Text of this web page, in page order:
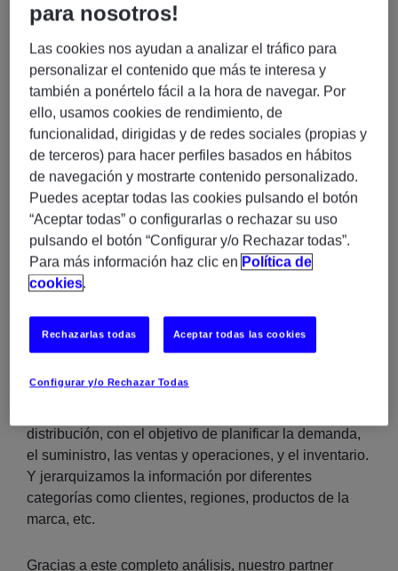
Experis pusimos a su disposición toda nuestra
experiencia en procesos críticos en finanzas, análisis,
planificación, producción, suministro, distribución y
reporting Elaboramos una estrategia de Big Data para
extraer toda la información de las campañas de
marketing procedentes de Amazon, Google y
Facebook, así como de Keepa, de donde extrajimos
los precios de la competencia en Amazon.
Asimismo, analizamos las keywords utilizadas en
cada campaña, para ver cuáles funcionaron, analizar
el rendimiento de clics e impresiones, etc. Además,
estudiamos las tendencias de venta online, por
para la cadena de suministro, recogiendo información
distribución, con el objetivo de planificar la demanda,
el suministro, las ventas y operaciones, y el inventario.
Y jerarquizamos la información por diferentes
categorías como clientes, regiones, productos de la
marca, etc.
Gracias a este completo análisis, nuestro partner
para nosotros!
Las cookies nos ayudan a analizar el tráfico para
personalizar el contenido que más te interesa y
también a ponértelo fácil a la hora de navegar. Por
ello, usamos cookies de rendimiento, de
funcionalidad, dirigidas y de redes sociales (propias y
de terceros) para hacer perfiles basados en hábitos
de navegación y mostrarte contenido personalizado.
Puedes aceptar todas las cookies pulsando el botón
“Aceptar todas” o configurarlas o rechazar su uso
pulsando el botón “Configurar y/o Rechazar todas”.
Para más información haz clic en Política de
cookies.
Configurar y/o Rechazar Todas
Rechazarlas todas Aceptar todas las cookies